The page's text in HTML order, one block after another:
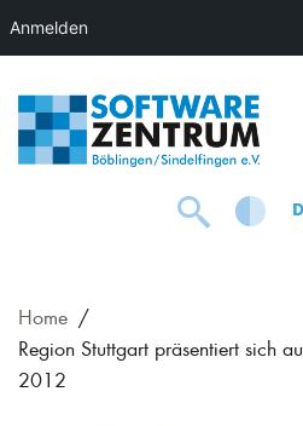
Home
Region Stuttgart präsentiert sich
2012
Anmelden